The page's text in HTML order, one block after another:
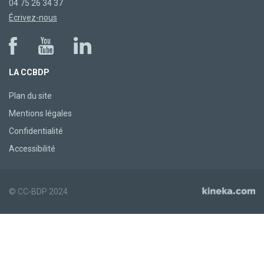
04 75 26 34 37
Écrivez-nous
LA CCBDP
Plan du site
Mentions légales
Confidentialité
Accessibilité
© CC-BDP 2024